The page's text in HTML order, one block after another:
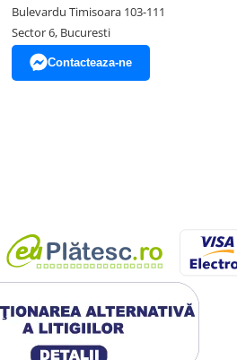
Bulevardu Timisoara 103-111
Sector 6, Bucuresti
Contacteaza-ne